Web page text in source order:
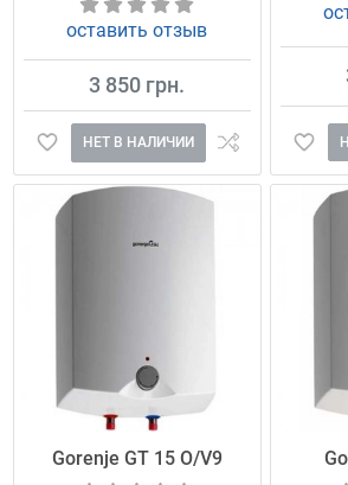
оставить отзыв
3 850 грн.
НЕТ В НАЛИЧИИ
Gorenje GT 15 O/V9